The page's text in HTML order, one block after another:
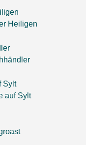
Heiligen
auf Sylt